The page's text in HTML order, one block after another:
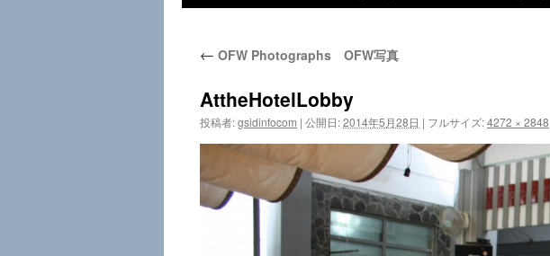
ツ
← OFW Photographs OFW写真
AttheHotelLobby
投稿者:gsidinfocom | 公開日:2014年5月28日 | フルサイズ:4272 × 2848